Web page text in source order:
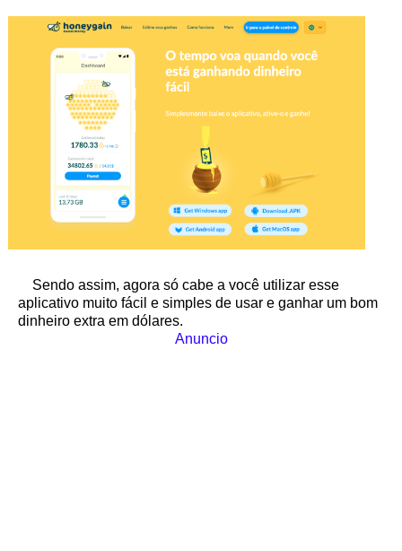
Sendo assim, agora só cabe a você utilizar esse
aplicativo muito fácil e simples de usar e ganhar um bom
dinheiro extra em dólares.
Anuncio